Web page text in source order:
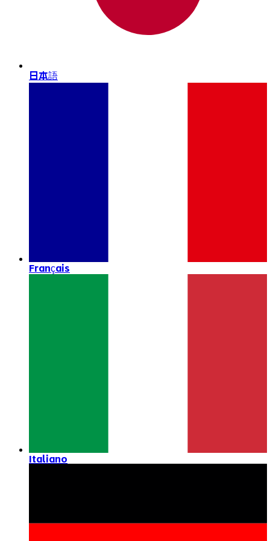
日本語
Français
Italiano